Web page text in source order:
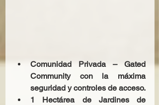
Comunidad Privada – Gated
Community con la máxima
seguridad y controles de acceso.
1 Hectárea de Jardines de